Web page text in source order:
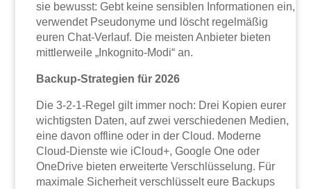
sie bewusst: Gebt keine sensiblen Informationen ein,
verwendet Pseudonyme und löscht regelmäßig
euren Chat-Verlauf. Die meisten Anbieter bieten
mittlerweile „Inkognito-Modi“ an.
Backup-Strategien für 2026
Die 3-2-1-Regel gilt immer noch: Drei Kopien eurer
wichtigsten Daten, auf zwei verschiedenen Medien,
eine davon offline oder in der Cloud. Moderne
Cloud-Dienste wie iCloud+, Google One oder
OneDrive bieten erweiterte Verschlüsselung. Für
maximale Sicherheit verschlüsselt eure Backups